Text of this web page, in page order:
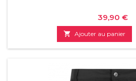
Prix
39,90 €
 Ajouter au panier